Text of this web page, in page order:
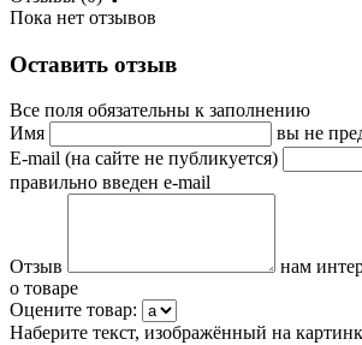
Пока нет отзывов
Оставить отзыв
Все поля обязательны к заполнению
Имя
вы не
E-mail (на сайте не публикуется)
правильно введен e-mail
Отзыв
нам
о товаре
Оцените товар:
Наберите текст, изображённый на